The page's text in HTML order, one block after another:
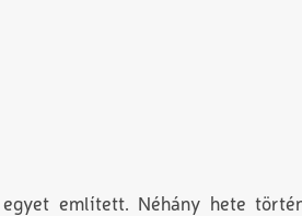
egyet említett. Néhány hete